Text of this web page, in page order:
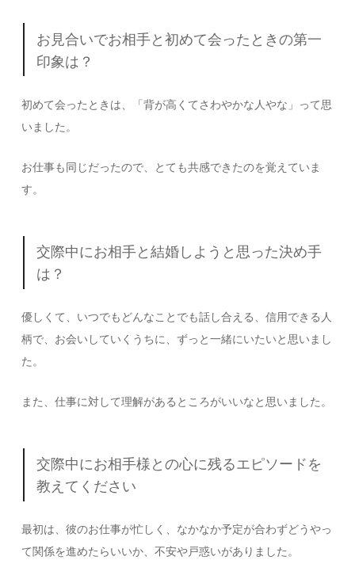
お見合いでお相手と初めて会ったときの第一
印象は？
初めて会ったときは、「背が高くてさわやかな人やな」って思
いました。
お仕事も同じだったので、とても共感できたのを覚えていま
す。
交際中にお相手と結婚しようと思った決め手
は？
優しくて、いつでもどんなことでも話し合える、信用できる人
柄で、お会いしていくうちに、ずっと一緒にいたいと思いまし
た。
また、仕事に対して理解があるところがいいなと思いました。
交際中にお相手様との心に残るエピソードを
教えてください
最初は、彼のお仕事が忙しく、なかなか予定が合わずどうやっ
て関係を進めたらいいか、不安や戸惑いがありました。